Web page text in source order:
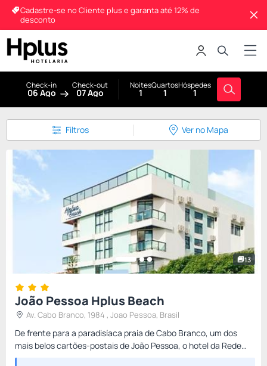
Cadastre-se no Cliente plus e garanta até 12% de
desconto
Check-in
06 Ago
Check-out
07 Ago
Noites
1
Quartos
1
Hóspedes
1
Filtros Ver no Mapa
13
João Pessoa Hplus Beach
Av. Cabo Branco, 1984 , Joao Pessoa, Brasil
De frente para a paradisíaca praia de Cabo Branco, um dos
mais belos cartões-postais de João Pessoa, o hotel da Rede
Hplus é a escolha perfeita para quem busca conforto,